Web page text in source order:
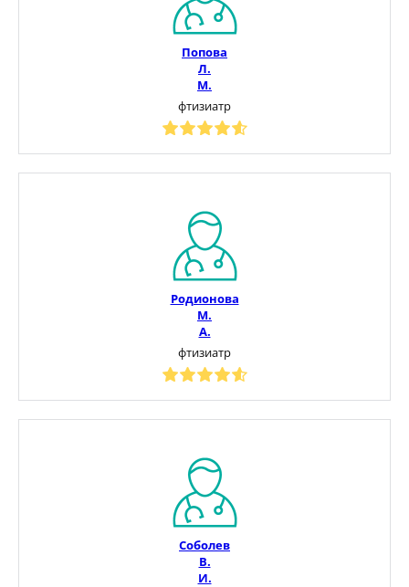
Попова
Л.
М.
фтизиатр
Родионова
М.
А.
фтизиатр
Соболев
В.
И.